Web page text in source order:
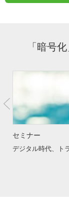
「暗号
セミナー
デジタル時代、ト